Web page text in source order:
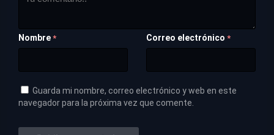
Nombre * Correo electrónico *
Guarda mi nombre, correo electrónico y web en este
navegador para la próxima vez que comente.